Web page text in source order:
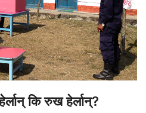
कि रुख हेर्लान्?